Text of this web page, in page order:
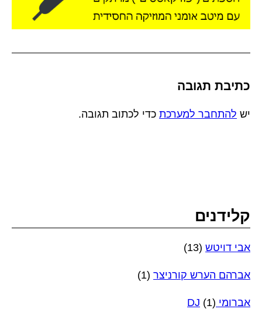
כתיבת תגובה
יש להתחבר למערכת כדי לכתוב תגובה.
קלידנים
אבי דויטש (13)
אברהם הערש קורניצר (1)
אברומי DJ (1)